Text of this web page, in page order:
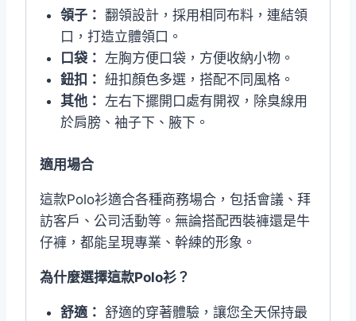
領子： 翻領設計，採用相同布料，連結領
口，打造立體領口。
口袋： 左胸方便口袋，方便收納小物。
鈕扣： 紐扣顏色多選，搭配不同風格。
其他： 左右下擺開口處有開衩，除臭線用
於肩膀、袖子下、腋下。
適用場合
這款Polo衫適合各種商務場合，包括會議、拜
訪客戶、公司活動等。無論搭配西裝褲還是牛
仔褲，都能呈現專業、幹練的形象。
為什麼選擇這款Polo衫？
舒適： 舒適的穿著體驗，讓您全天保持最